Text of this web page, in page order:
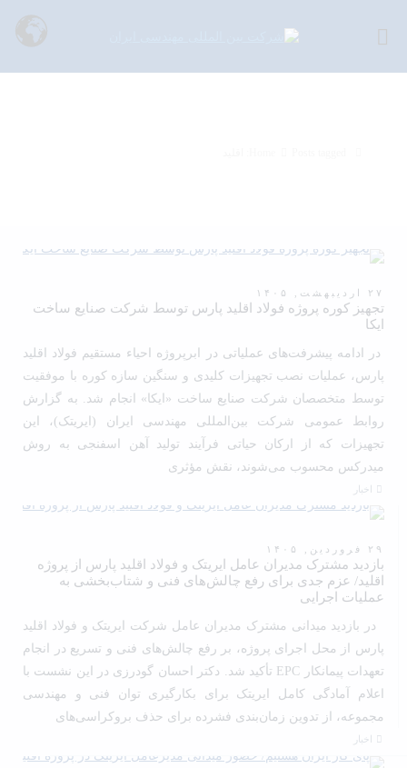
۲۷ اردیبهشت, ۱۴۰۵
تجهیز کوره پروژه فولاد اقلید پارس توسط شرکت صنایع ساخت
ایکا
در ادامه پیشرفت‌های عملیاتی در ابرپروژه احیاء مستقیم فولاد اقلید
پارس، عملیات نصب تجهیزات کلیدی و سنگین سازه کوره با موفقیت
توسط متخصصان شرکت صنایع ساخت «ایکا» انجام شد. به گزارش
روابط عمومی شرکت بین‌المللی مهندسی ایران (ایریتک)، این
تجهیزات که از ارکان حیاتی فرآیند تولید آهن اسفنجی به روش
میدرکس محسوب می‌شوند، نقش مؤثری
اخبار
۲۹ فروردین, ۱۴۰۵
بازدید مشترک مدیران عامل ایریتک و فولاد اقلید پارس از پروژه
اقلید/ عزم جدی برای رفع چالش‌های فنی و شتاب‌بخشی به
عملیات اجرایی
در بازدید میدانی مشترک مدیران عامل شرکت ایریتک و فولاد اقلید
پارس از محل اجرای پروژه، بر رفع چالش‌های فنی و تسریع در انجام
تعهدات پیمانکار EPC تأکید شد. دکتر احسان گودرزی در این نشست با
اعلام آمادگی کامل ایریتک برای بکارگیری توان فنی و مهندسی
مجموعه، از تدوین زمان‌بندی فشرده برای حذف بروکراسی‌های
اخبار